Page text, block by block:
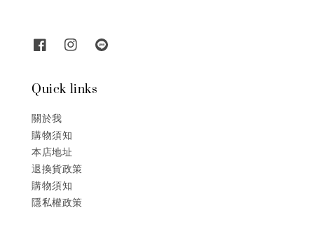
Quick links
關於我
購物須知
本店地址
退換貨政策
購物須知
隱私權政策